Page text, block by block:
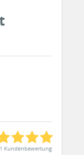
1 Kundenbewertung